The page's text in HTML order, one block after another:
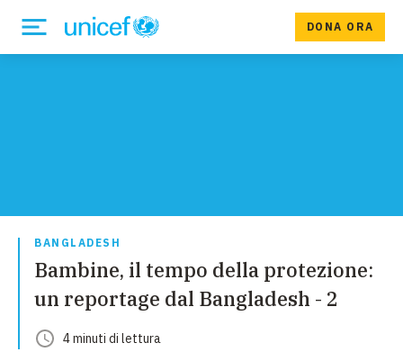
DONA ORA
BANGLADESH
Bambine, il tempo della protezione:
un reportage dal Bangladesh - 2
4minuti di lettura